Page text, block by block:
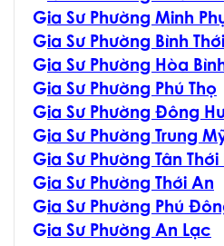
Gia Sư Phường Minh
Gia Sư Phường Bình Thới
Gia Sư Phường Hòa
Gia Sư Phường Phú Thọ
Gia Sư Phường Đông
Gia Sư Phường Trung
Gia Sư Phường Tân
Gia Sư Phường Thới An
Gia Sư Phường Phú
Gia Sư Phường An Lạc